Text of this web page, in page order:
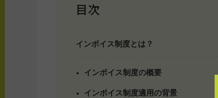
目次
インボイス制度とは？
インボイス制度の概要
インボイス制度適用の背景